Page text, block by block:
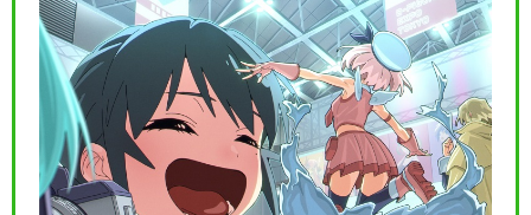
舞台『弱虫ペダル』新インタ
ーハイ篇FINAL～…